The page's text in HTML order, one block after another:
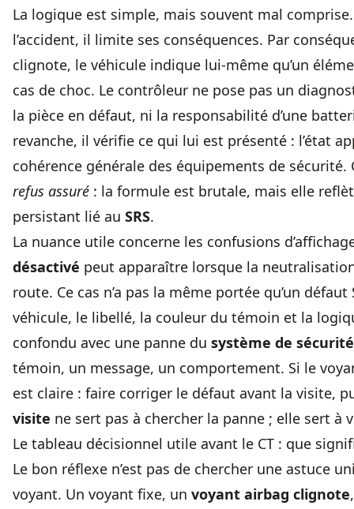
La logique est simple, mais souvent mal
l’accident, il limite ses conséquences. Par
clignote, le véhicule indique lui-même qu’un
cas de choc. Le contrôleur ne pose pas un
la pièce en défaut, ni la responsabilité d’une
revanche, il vérifie ce qui lui est présenté : l’état
cohérence générale des équipements de
refus assuré : la formule est brutale, mais elle
persistant lié au SRS.
La nuance utile concerne les confusions
désactivé peut apparaître lorsque la
route. Ce cas n’a pas la même portée qu’un
véhicule, le libellé, la couleur du témoin et la
confondu avec une panne du système de sécurité
témoin, un message, un comportement. Si le
est claire : faire corriger le défaut avant la visite,
visite ne sert pas à chercher la panne ; elle sert à
Le tableau décisionnel utile avant le CT : que
Le bon réflexe n’est pas de chercher une astuce
voyant. Un voyant fixe, un voyant airbag clignote